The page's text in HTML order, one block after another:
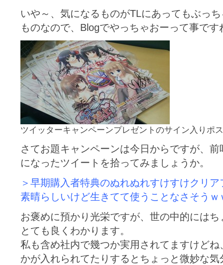
いや～、気になるものがTLにあってもぶっ
ものなので、Blogでやっちゃおーって事です
ツイッターキャンペーンプレゼントのサイン入りポ
さてお題キャンペーンは今日からですが、
になったツイートを拾ってみましょうか。
＞早期購入者特典のぬれぬれすけすけクリ
素晴らしいけど生きてて使うことなさそうｗ
お褒めに預かり光栄ですが、世の中的には
とても良くわかります。
私も含め社内で幾つか実用されてますけど
かが入れられてたりするとちょっと微妙な